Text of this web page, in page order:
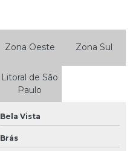
Zona Oeste Zona Sul
Litoral de São
Paulo
Bela Vista
Brás